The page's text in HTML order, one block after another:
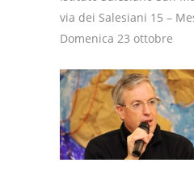
via dei Salesiani 15 –
Domenica 23 ottobre